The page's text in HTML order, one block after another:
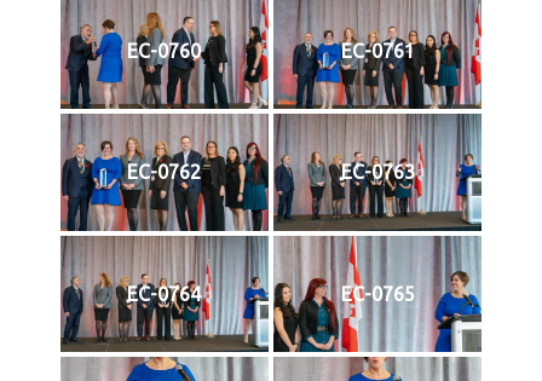
EC-0760 EC-0761
EC-0762 EC-0763
EC-0764 EC-0765